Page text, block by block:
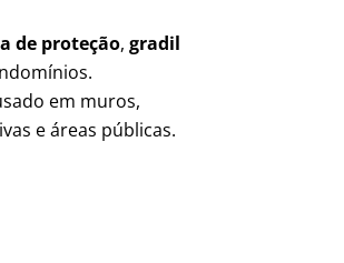
de proteção, gradil
em muros,
e áreas públicas.